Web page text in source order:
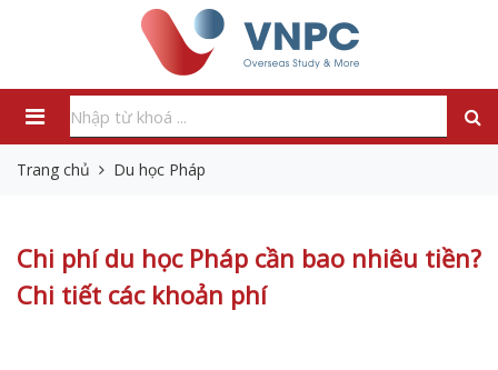
Trang chủ Du học Pháp
Chi phí du học Pháp cần bao nhiêu tiền?
Chi tiết các khoản phí